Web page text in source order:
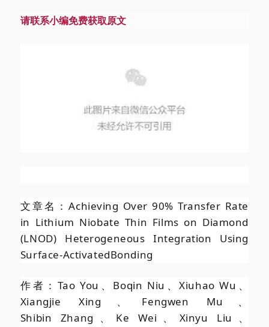
请联系小编免费获取原文
文章名：Achieving Over 90% Transfer Rate
in Lithium Niobate Thin Films on Diamond
(LNOD) Heterogeneous Integration Using
Surface-ActivatedBonding
作者： TaoYou、Boqin Niu、XiuhaoWu、
XiangjieXing、Fengwen Mu、
Shibin Zhang、Ke Wei、Xinyu Liu、